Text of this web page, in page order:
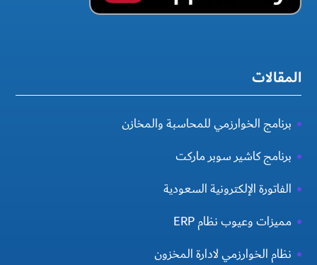
المقالات
برنامج الخوارزمي للمحاسبة والمخازن
برنامج كاشير سوبر ماركت
الفاتورة الإلكترونية السعودية
مميزات وعيوب نظام ERP
نظام الخوارزمي لادارة المخزون